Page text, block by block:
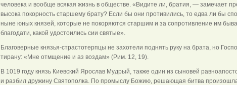
человека и вообще всякая жизнь в обществе. «Видите ли, братия, — замечает
высока покорность старшему брату? Если бы они противились, то едва ли бы
ныне юных князей, которые не покоряются старшим и за сопротивление им
благодати, какой удостоились сии святые».
Благоверные князья-страстотерпцы не захотели поднять руку на брата, но
тирану: «Мне отмщение и аз воздам» (Рим. 12, 19).
В 1019 году князь Киевский Ярослав Мудрый, также один из сыновей
и разбил дружину Святополка. По промыслу Божию, решающая битва